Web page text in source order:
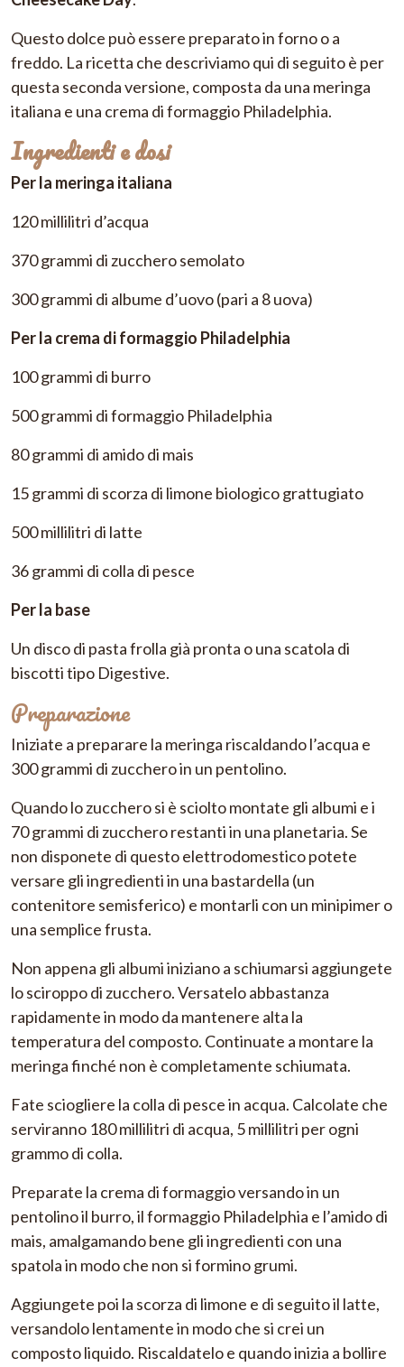
Questo dolce può essere preparato in forno o a
freddo. La ricetta che descriviamo qui di seguito è per
questa seconda versione, composta da una meringa
italiana e una crema di formaggio Philadelphia.
Ingredienti e dosi
Per la meringa italiana
120 millilitri d’acqua
370 grammi di zucchero semolato
300 grammi di albume d’uovo (pari a 8 uova)
Per la crema di formaggio Philadelphia
100 grammi di burro
500 grammi di formaggio Philadelphia
80 grammi di amido di mais
15 grammi di scorza di limone biologico grattugiato
500 millilitri di latte
36 grammi di colla di pesce
Per la base
Un disco di pasta frolla già pronta o una scatola di
biscotti tipo Digestive.
Preparazione
Iniziate a preparare la meringa riscaldando l’acqua e
300 grammi di zucchero in un pentolino.
Quando lo zucchero si è sciolto montate gli albumi e i
70 grammi di zucchero restanti in una planetaria. Se
non disponete di questo elettrodomestico potete
versare gli ingredienti in una bastardella (un
contenitore semisferico) e montarli con un minipimer o
una semplice frusta.
Non appena gli albumi iniziano a schiumarsi aggiungete
lo sciroppo di zucchero. Versatelo abbastanza
rapidamente in modo da mantenere alta la
temperatura del composto. Continuate a montare la
meringa finché non è completamente schiumata.
Fate sciogliere la colla di pesce in acqua. Calcolate che
serviranno 180 millilitri di acqua, 5 millilitri per ogni
grammo di colla.
Preparate la crema di formaggio versando in un
pentolino il burro, il formaggio Philadelphia e l’amido di
mais, amalgamando bene gli ingredienti con una
spatola in modo che non si formino grumi.
Aggiungete poi la scorza di limone e di seguito il latte,
versandolo lentamente in modo che si crei un
composto liquido. Riscaldatelo e quando inizia a bollire